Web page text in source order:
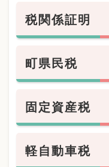
税関係証明
町県民税
固定資産税
軽自動車税